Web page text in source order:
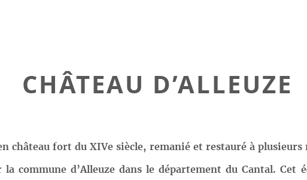
CHÂTEAU D’ALLEUZE
château fort du XIVe siècle, remanié et restauré à
commune d’Alleuze dans le département du Cantal. Cet